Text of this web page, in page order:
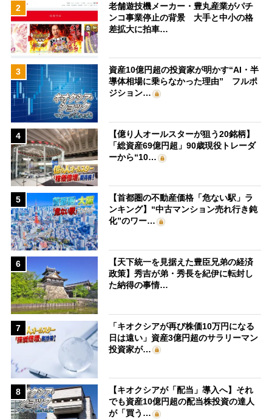
2
老舗遊技機メーカー・豊丸産業がパチ
ンコ事業停止の背景 大手と中小の格
差拡大に拍車…
3
資産10億円超の投資家が明かす“AI・半
導体相場に乗らなかった理由” フルポ
ジション…
4
【億り人オールスターが狙う20銘柄】
「総資産69億円超」90歳現役トレーダ
ーから“10…
5
【首都圏の不動産価格「危ない駅」ラ
ンキング】“中古マンション売れ行き鈍
化”のワー…
6
【天下統一を見据えた豊臣兄弟の経済
政策】秀吉が弟・秀長を紀伊に転封し
た納得の事情…
7
「キオクシアが再び株価10万円になる
日は遠い」資産3億円超のサラリーマン
投資家が…
8
【キオクシアが「配当」導入へ】それ
でも資産10億円超の配当株投資の達人
が「買う…